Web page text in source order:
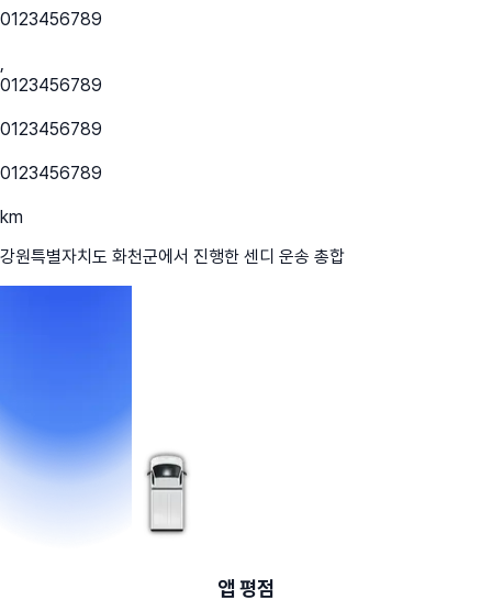
0123456789
,
0123456789
0123456789
0123456789
km
강원특별자치도 화천군에서 진행한 센디 운송 총합
앱 평점